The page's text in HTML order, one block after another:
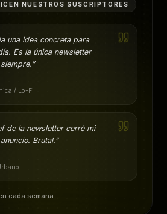
NUESTROS SUSCRIPTORES
una idea concreta para
Es la única newsletter
”
/ Lo-Fi
de la newsletter cerré mi
Brutal.”
cada semana